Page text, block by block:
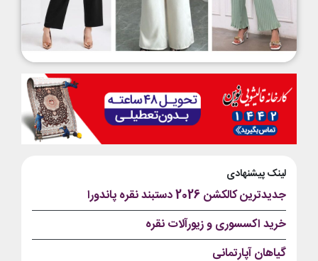
لینک پیشنهادی
جدیدترین کالکشن 2026 دستبند نقره پاندورا
خرید اکسسوری و زیورآلات نقره
گیاهان آپارتمانی